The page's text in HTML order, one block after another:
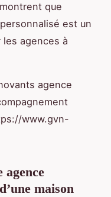
que
est un
agences à
agence
www.gvn-
agence
maison